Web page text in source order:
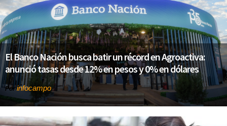
El Banco Nación busca batir un récord en Agroactiva:
anunció tasas desde 12% en pesos y 0% en dólares
Porinfocampo